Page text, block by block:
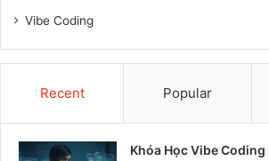
Vibe Coding
Recent Popular
Khóa Học Vibe Coding